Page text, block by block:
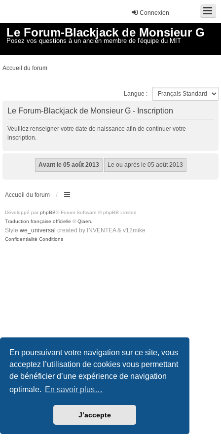
En poursuivant votre navigation sur ce site, vous
acceptez l’utilisation de cookies vous permettant
de bénéficier d’une expérience de navigation
optimale. En savoir plus…
J’accepte
Connexion
Le Forum-Blackjack de Monsieur G
Posez vos questions à un ancien membre de l'équipe du MIT
Accueil du forum
Langue :
Le Forum-Blackjack de Monsieur G - Inscription
Veuillez renseigner votre date de naissance afin de continuer votre
inscription.
Accueil du forum
Développé par phpBB® Forum Software © phpBB Limited
Traduction française officielle © Qiaeru
Style we_universal created by INVENTEA & v12mike
Confidentialité Conditions